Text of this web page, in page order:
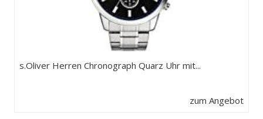
s.Oliver Herren Chronograph Quarz Uhr mit...
zum Angebot